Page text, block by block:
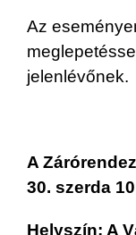
Az
jelenlévőnek.
A
30. szerda
Helyszín: A